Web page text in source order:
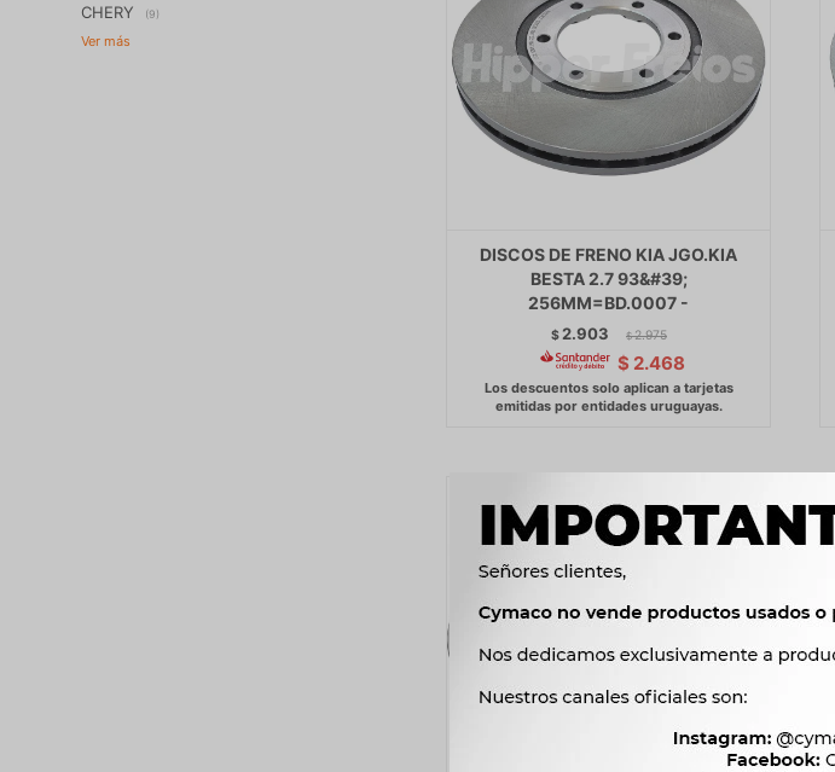
DISCOS DE FRENO KIA JGO.KIA
BESTA 2.7 93&#39;
256MM=BD.0007 -
$ 2.903 $ 2.975
$ 2.468
CHERY (9)